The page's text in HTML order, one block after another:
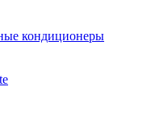
кондиционеры